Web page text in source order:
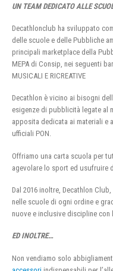
UN TEAM DEDICATO ALLE
Decathlonclub ha sviluppato
delle scuole e delle Pubbliche
principali marketplace della
MEPA di Consip, nei seguenti
MUSICALI E RICREATIVE
Decathlon è vicino ai bisogni
esigenze di pubblicità legate al
apposita dedicata ai materiali e
ufficiali PON.
Offriamo una carta scuola per
agevolare lo sport ed usufruire
Dal 2016 inoltre, Decathlon
nelle scuole di ogni ordine e
nuove e inclusive discipline con
ED INOLTRE…
Non vendiamo solo